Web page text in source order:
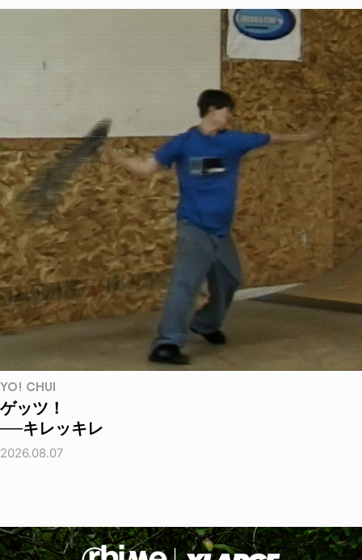
YO! CHUI
ゲッツ！
──キレッキレ
2026.08.07